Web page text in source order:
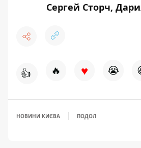
Сергей Сторч,
👍 🔥 ♥ 😭
НОВИНИ КИЄВА ПОДОЛ